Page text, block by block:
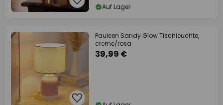
Auf Lager
Pauleen Sandy Glow Tischleuchte,
creme/rosa
39,99 €